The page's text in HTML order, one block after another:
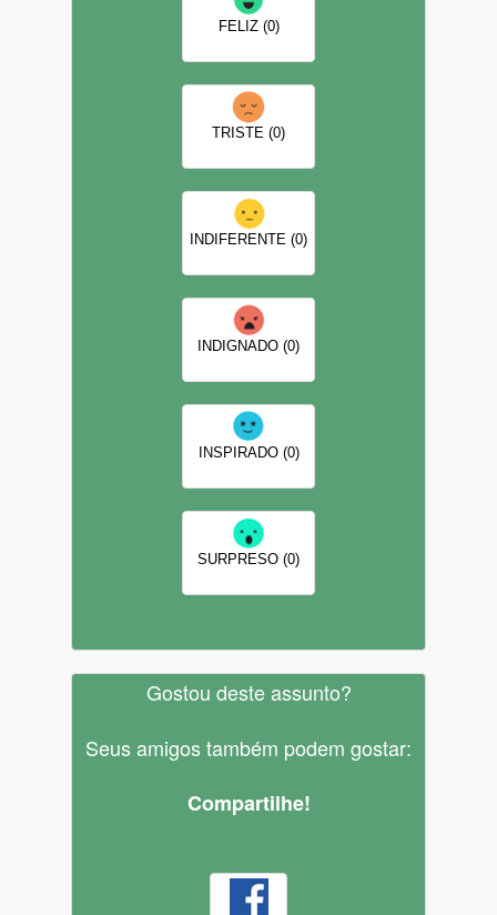
FELIZ (0)
TRISTE (0)
INDIFERENTE (0)
INDIGNADO (0)
INSPIRADO (0)
SURPRESO (0)
Gostou deste assunto?
Seus amigos também podem gostar:
Compartilhe!